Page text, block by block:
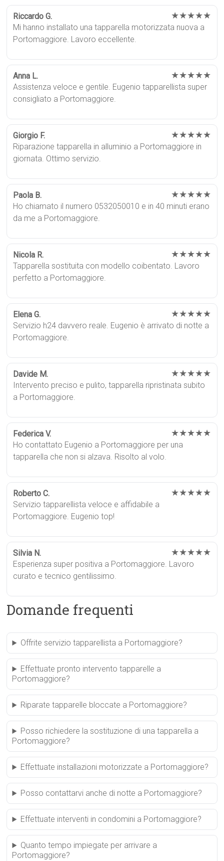
Riccardo G. ★★★★★
Mi hanno installato una tapparella motorizzata nuova a
Portomaggiore. Lavoro eccellente.
Anna L. ★★★★★
Assistenza veloce e gentile. Eugenio tapparellista super
consigliato a Portomaggiore.
Giorgio F. ★★★★★
Riparazione tapparella in alluminio a Portomaggiore in
giornata. Ottimo servizio.
Paola B. ★★★★★
Ho chiamato il numero 0532050010 e in 40 minuti erano
da me a Portomaggiore.
Nicola R. ★★★★★
Tapparella sostituita con modello coibentato. Lavoro
perfetto a Portomaggiore.
Elena G. ★★★★★
Servizio h24 davvero reale. Eugenio è arrivato di notte a
Portomaggiore.
Davide M. ★★★★★
Intervento preciso e pulito, tapparella ripristinata subito
a Portomaggiore.
Federica V. ★★★★★
Ho contattato Eugenio a Portomaggiore per una
tapparella che non si alzava. Risolto al volo.
Roberto C. ★★★★★
Servizio tapparellista veloce e affidabile a
Portomaggiore. Eugenio top!
Silvia N. ★★★★★
Esperienza super positiva a Portomaggiore. Lavoro
curato e tecnico gentilissimo.
Domande frequenti
Offrite servizio tapparellista a Portomaggiore?
Effettuate pronto intervento tapparelle a
Portomaggiore?
Riparate tapparelle bloccate a Portomaggiore?
Posso richiedere la sostituzione di una tapparella a
Portomaggiore?
Effettuate installazioni motorizzate a Portomaggiore?
Posso contattarvi anche di notte a Portomaggiore?
Effettuate interventi in condomini a Portomaggiore?
Quanto tempo impiegate per arrivare a
Portomaggiore?